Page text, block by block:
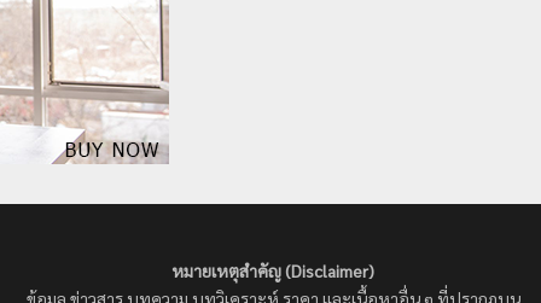
หมายเหตุสำคัญ (Disclaimer)
ข้อมูล ข่าวสาร บทความ บทวิเคราะห์ ราคา และเนื้อหาอื่น ๆ ที่ปรากฏบน